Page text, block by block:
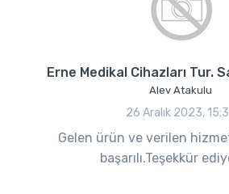
Erne Medikal Cihazları Tur.
Alev Atakulu
26 Aralık 2023,
Gelen ürün ve verilen
başarılı.Teşekkür